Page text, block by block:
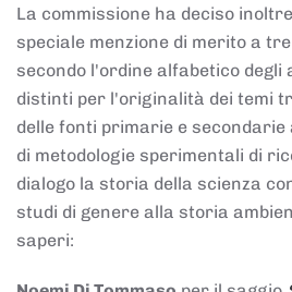
La commissione ha deciso
speciale menzione di merito a
secondo l'ordine alfabetico degli
distinti per l'originalità dei temi
delle fonti primarie e secondarie
di metodologie sperimentali di
dialogo la storia della scienza
studi di genere alla storia
saperi: